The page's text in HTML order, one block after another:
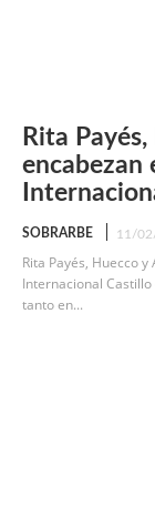
Rita
encabezan
SOBRARBE 11/
Rita Payés, Huecco
Internacional Castillo
tanto en...